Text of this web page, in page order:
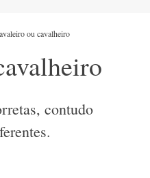
ou cavalheiro
contudo